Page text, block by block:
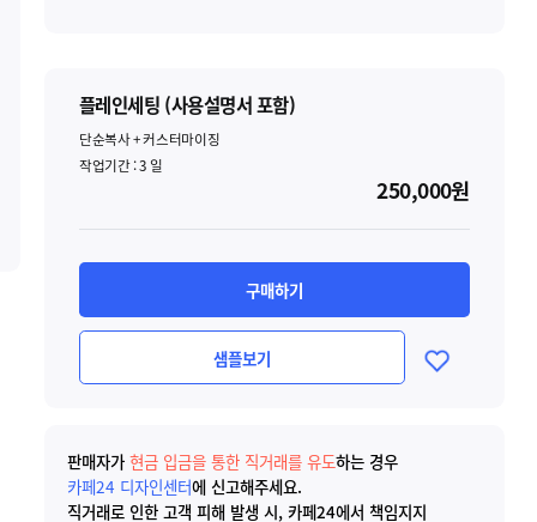
플레인세팅 (사용설명서 포함)
단순복사 + 커스터마이징
작업기간 :3일
250,000원
구매하기
샘플보기
판매자가현금 입금을 통한 직거래를 유도하는 경우
카페24 디자인센터에 신고해주세요.
직거래로 인한 고객 피해 발생 시, 카페24에서 책임지지